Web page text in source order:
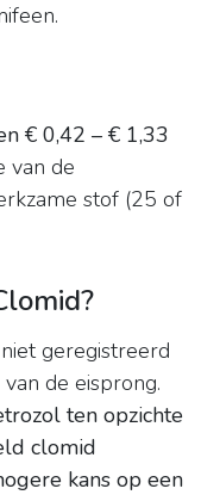
€ 0,42 – € 1,33
van de
stof (25 of
geregistreerd
de eisprong.
ten opzichte
clomid
kans op een